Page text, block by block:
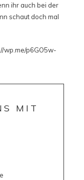
ihr auch bei der
schaut doch mal
MIT